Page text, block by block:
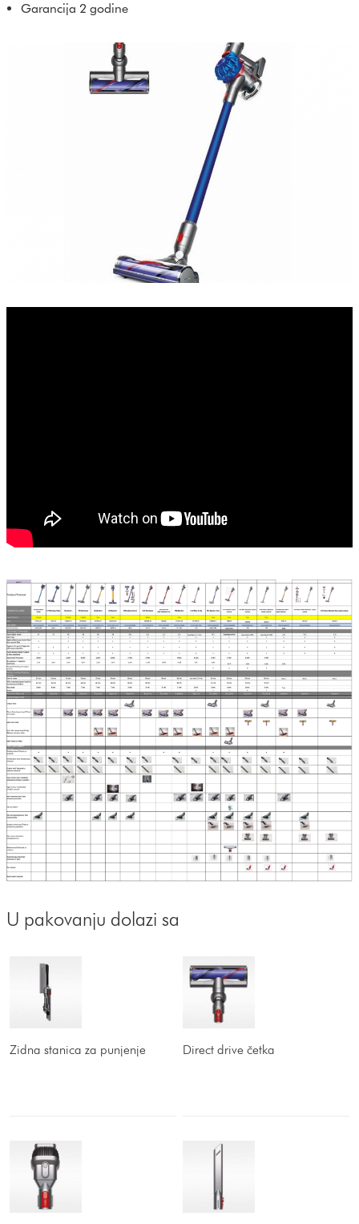
Garancija 2 godine
Dyson-V7-Motorhead-Origin-
Dyson-V7-Motorhead-Origin-
Dyson-V7-Motorhead-Origin-
U pakovanju dolazi sa
Zidna stanica za punjenje Direct drive četka